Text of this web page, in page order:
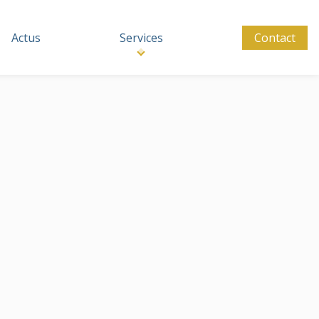
Actus Services Contact